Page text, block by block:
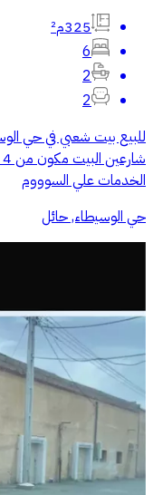
325م²
6
2
2
الخدمات علي السوووم
حي الوسيطاء, حائل